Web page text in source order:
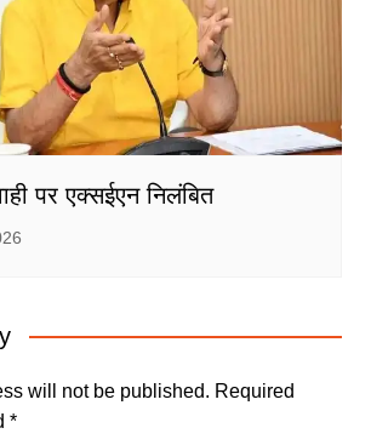
पर एक्सईएन निलंबित
will not be published. Required
*